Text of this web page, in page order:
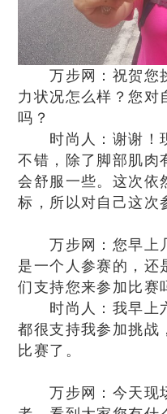
万步网：祝贺您
力状况怎么样？您对
吗？
时尚人：谢谢！
不错，除了脚部肌肉
会舒服一些。这次依
标，所以对自己这次
万步网：您早上
是一个人参赛的，还
们支持您来参加比赛
时尚人：我早上
都很支持我参加挑战
比赛了。
万步网：今天现